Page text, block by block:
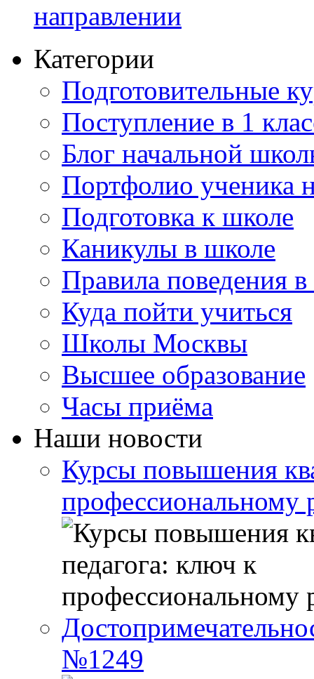
направлении
Категории
Подготовительные
Поступление в 1
Блог начальной
Портфолио ученика
Подготовка к школе
Каникулы в школе
Правила поведения
Куда пойти учиться
Школы Москвы
Высшее образование
Часы приёма
Наши новости
Курсы повышения
профессиональному
№1249